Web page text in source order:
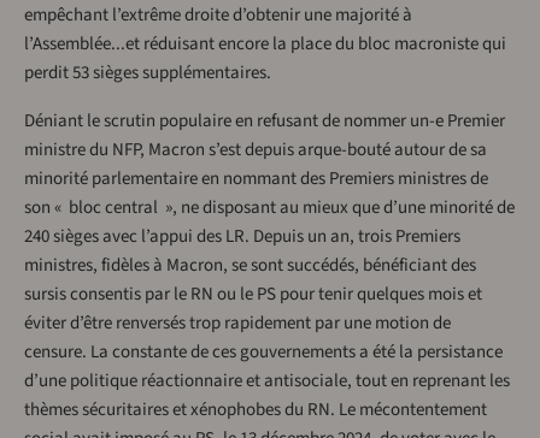
empêchant l’extrême droite d’obtenir une majorité à
l’Assemblée...et réduisant encore la place du bloc macroniste qui
perdit 53 sièges supplémentaires.
Déniant le scrutin populaire en refusant de nommer un-e Premier
ministre du NFP, Macron s’est depuis arque-bouté autour de sa
minorité parlementaire en nommant des Premiers ministres de
son « bloc central », ne disposant au mieux que d’une minorité de
240 sièges avec l’appui des LR. Depuis un an, trois Premiers
ministres, fidèles à Macron, se sont succédés, bénéficiant des
sursis consentis par le RN ou le PS pour tenir quelques mois et
éviter d’être renversés trop rapidement par une motion de
censure. La constante de ces gouvernements a été la persistance
d’une politique réactionnaire et antisociale, tout en reprenant les
thèmes sécuritaires et xénophobes du RN. Le mécontentement